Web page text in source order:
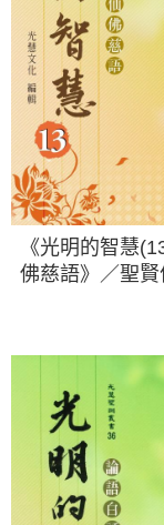
《光明的智慧
佛慈語》／聖
齊著／光慧文